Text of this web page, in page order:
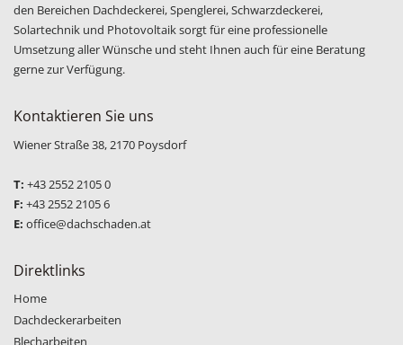
den Bereichen Dachdeckerei, Spenglerei, Schwarzdeckerei,
Solartechnik und Photovoltaik sorgt für eine professionelle
Umsetzung aller Wünsche und steht Ihnen auch für eine Beratung
gerne zur Verfügung.
Kontaktieren Sie uns
Wiener Straße 38, 2170 Poysdorf
T: +43 2552 2105 0
F: +43 2552 2105 6
E: office@dachschaden.at
Direktlinks
Home
Dachdeckerarbeiten
Blecharbeiten